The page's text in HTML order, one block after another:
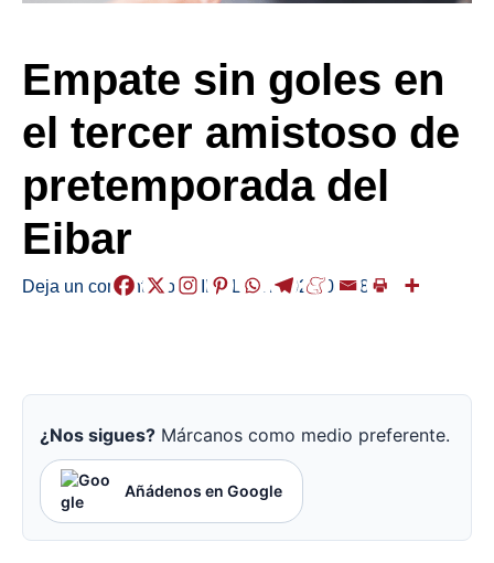
Empate sin goles en
el tercer amistoso de
pretemporada del
Eibar
Deja un comentario /KIROLAK /2025-08-08
¿Nos sigues? Márcanos como medio preferente.
Añádenos en Google